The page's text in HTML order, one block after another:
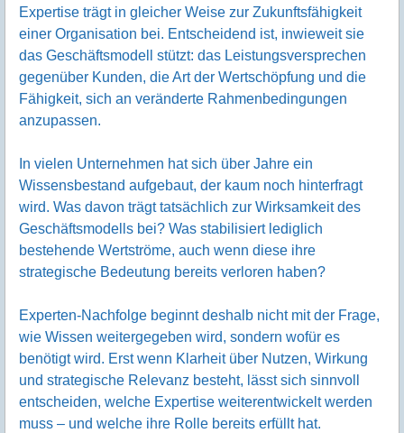
Expertise trägt in gleicher Weise zur Zukunftsfähigkeit
einer Organisation bei. Entscheidend ist, inwieweit sie
das Geschäftsmodell stützt: das Leistungsversprechen
gegenüber Kunden, die Art der Wertschöpfung und die
Fähigkeit, sich an veränderte Rahmenbedingungen
anzupassen.
In vielen Unternehmen hat sich über Jahre ein
Wissensbestand aufgebaut, der kaum noch hinterfragt
wird. Was davon trägt tatsächlich zur Wirksamkeit des
Geschäftsmodells bei? Was stabilisiert lediglich
bestehende Wertströme, auch wenn diese ihre
strategische Bedeutung bereits verloren haben?
Experten-Nachfolge beginnt deshalb nicht mit der Frage,
wie Wissen weitergegeben wird, sondern wofür es
benötigt wird. Erst wenn Klarheit über Nutzen, Wirkung
und strategische Relevanz besteht, lässt sich sinnvoll
entscheiden, welche Expertise weiterentwickelt werden
muss – und welche ihre Rolle bereits erfüllt hat.